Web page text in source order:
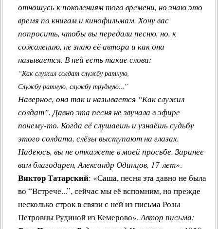
отношусь к поколениям того времени, но знаю это
время по книгам и кинофильмам. Хочу вас
попросить, чтобы вы передали песню, но, к
сожалению, не знаю её автора и как она
называется. В ней есть такие слова:
“Как служил солдат службу ратную,
Службу ратную, службу трудную...”
Наверное, она так и называется “Как служил
солдат”. Давно эта песня не звучала в эфире
почему-то. Когда её слушаешь и узнаёшь судьбу
этого солдата, слёзы выступают на глазах.
Надеюсь, вы не откажете в моей просьбе. Заранее
вам благодарен, Александр Одинцов, 17 лет».
Виктор Татарский: «Саша, песня эта давно не была
во “Встрече...”, сейчас мы её вспомним, но прежде
несколько строк в связи с ней из письма Розы
Петровны Рудиной из Кемерово».Автор письма: